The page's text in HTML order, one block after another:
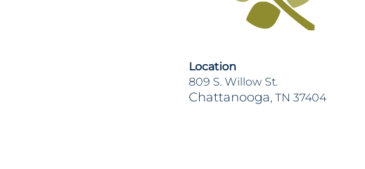
Location
809 S. Willow St.
Chattanooga, TN 37404